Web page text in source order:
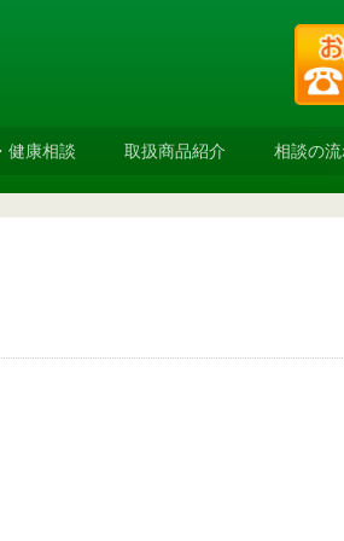
健康相談 取扱商品紹介 相談の